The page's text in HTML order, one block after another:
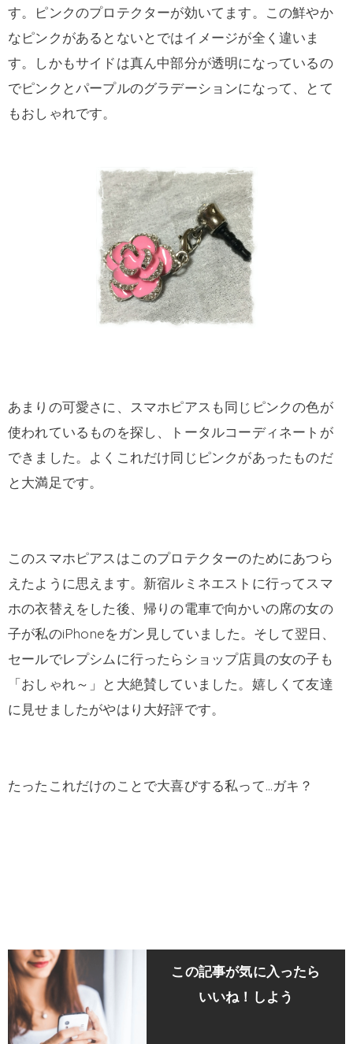
す。ピンクのプロテクターが効いてます。この鮮やか
なピンクがあるとないとではイメージが全く違いま
す。しかもサイドは真ん中部分が透明になっているの
でピンクとパープルのグラデーションになって、とて
もおしゃれです。
あまりの可愛さに、スマホピアスも同じピンクの色が
使われているものを探し、トータルコーディネートが
できました。よくこれだけ同じピンクがあったものだ
と大満足です。
このスマホピアスはこのプロテクターのためにあつら
えたように思えます。新宿ルミネエストに行ってスマ
ホの衣替えをした後、帰りの電車で向かいの席の女の
子が私のiPhoneをガン見していました。そして翌日、
セールでレプシムに行ったらショップ店員の女の子も
「おしゃれ～」と大絶賛していました。嬉しくて友達
に見せましたがやはり大好評です。
たったこれだけのことで大喜びする私って…ガキ？
この記事が気に入ったら
いいね！しよう